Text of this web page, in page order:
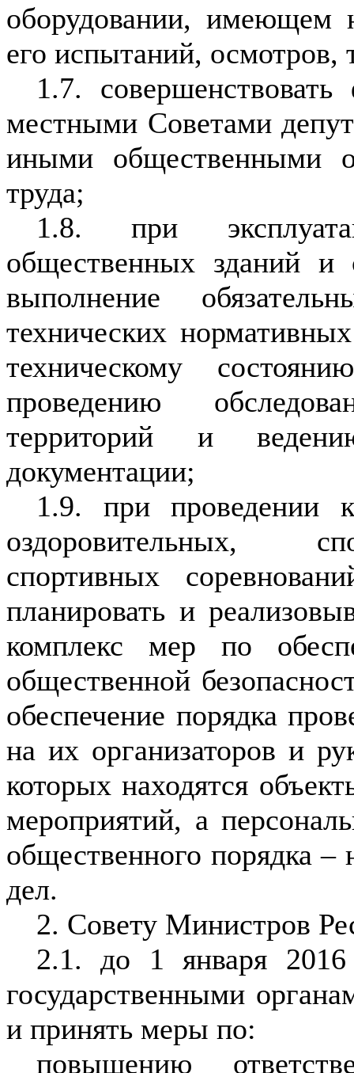
оборудовании, имеющем
его испытаний, осмотров,
1.7.
местными Советами
иными общественными
труда;
1.8. при
общественных зданий и
выполнение
технических
техническому
проведению
территорий и
документации;
1.9. при проведении
оздоровительных,
спортивных
планировать и
комплекс мер по
общественной
обеспечение порядка
на их организаторов и
которых находятся
мероприятий, а
общественного порядка –
дел.
2. Совету Министров
2.1. до 1 января 2016
государственными
и принять меры по:
повышению